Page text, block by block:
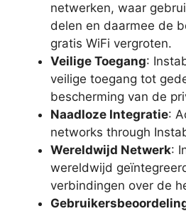
netwerken, waar
delen en daarmee de
gratis WiFi vergroten.
Veilige Toegang:
veilige toegang tot
bescherming van de
Naadloze Integratie:
networks through
Wereldwijd Netwerk:
wereldwijd
verbindingen over de